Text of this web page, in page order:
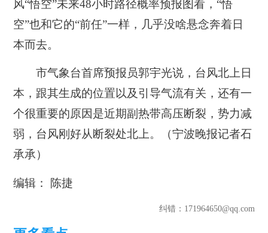
风“悟空”未来48小时路径概率预报图看，“悟
空”也和它的“前任”一样，几乎没啥悬念奔着日
本而去。
市气象台首席预报员郭宇光说，台风北上日
本，跟其生成的位置以及引导气流有关，还有一
个很重要的原因是近期副热带高压断裂，势力减
弱，台风刚好从断裂处北上。（宁波晚报记者石
承承）
编辑： 陈捷
纠错：171964650@qq.com